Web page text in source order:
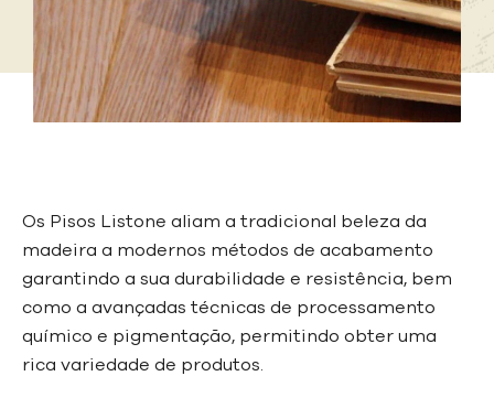
Os Pisos Listone aliam a tradicional beleza da
madeira a modernos métodos de acabamento
garantindo a sua durabilidade e resistência, bem
como a avançadas técnicas de processamento
químico e pigmentação, permitindo obter uma
rica variedade de produtos.